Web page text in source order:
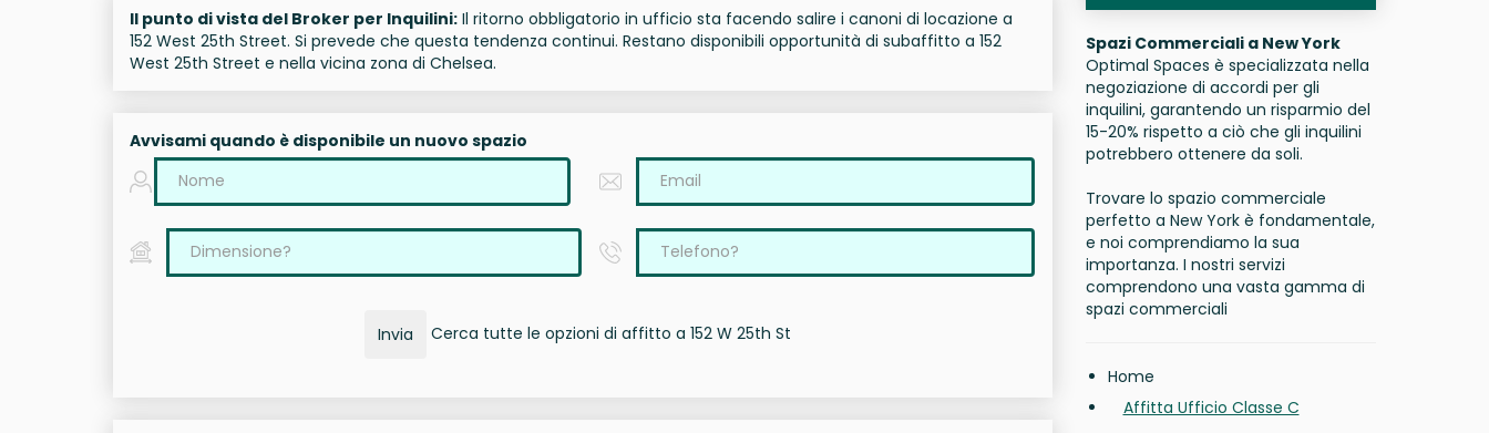
Il punto di vista del Broker per Inquilini: Il ritorno obbligatorio in ufficio sta facendo salire i canoni di locazione a
152 West 25th Street. Si prevede che questa tendenza continui. Restano disponibili opportunità di subaffitto a 152
West 25th Street e nella vicina zona di Chelsea.
Avvisami quando è disponibile un nuovo spazio
Invia Cerca tutte le opzioni di affitto a 152 W 25th St
Spazi Commerciali a New York
Optimal Spaces è specializzata nella
negoziazione di accordi per gli
inquilini, garantendo un risparmio del
15-20% rispetto a ciò che gli inquilini
potrebbero ottenere da soli.
Trovare lo spazio commerciale
perfetto a New York è fondamentale,
e noi comprendiamo la sua
importanza. I nostri servizi
comprendono una vasta gamma di
spazi commerciali
Home
Affitta Ufficio Classe C